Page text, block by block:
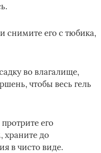
снимите его с тюбика,
во влагалище,
чтобы весь гель
его
до
в чисто виде.